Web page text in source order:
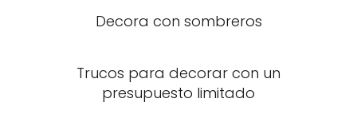
Decora con sombreros
Trucos para decorar con un
presupuesto limitado